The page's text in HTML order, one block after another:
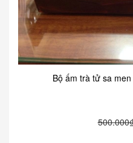
Bộ ấm trà tử sa